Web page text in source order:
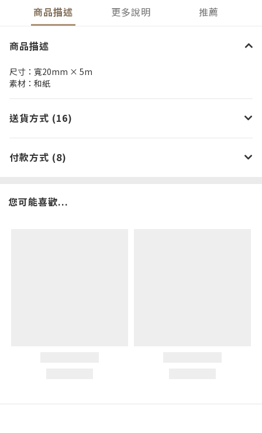
商品描述 更多說明 推薦
商品描述
尺寸：寬20mm × 5m
素材：和紙
送貨方式 (16)
付款方式 (8)
您可能喜歡...